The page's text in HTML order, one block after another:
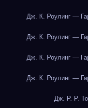
Дж. К. Роулинг —
Дж. К. Роулинг —
Дж. К. Роулинг —
Дж. К. Роулинг —
Дж. Р. Р.